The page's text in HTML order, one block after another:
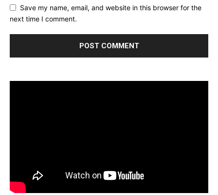
Save my name, email, and website in this browser for the
next time I comment.